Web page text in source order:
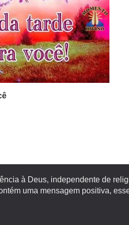
à Deus, independente de
uma mensagem positiva,